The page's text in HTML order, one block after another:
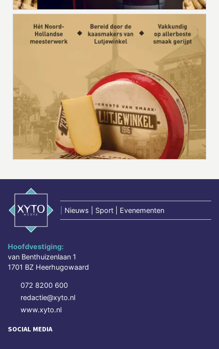
Nieuws | Sport | Evenementen
Hoofdvestiging:
van Benthuizenlaan 1
1701 BZ Heerhugowaard
072 8200 600
redactie@xyto.nl
www.xyto.nl
SOCIAL MEDIA